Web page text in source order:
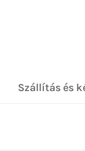
Szállítás és